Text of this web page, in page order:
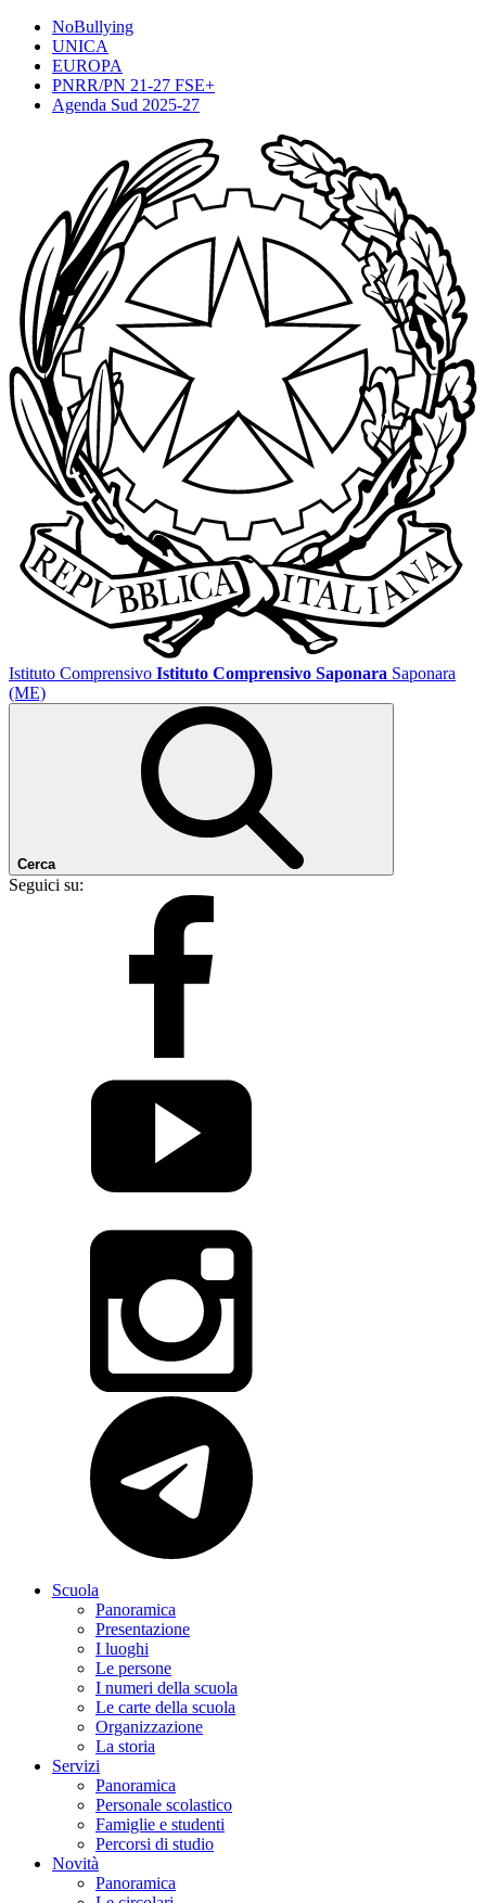
NoBullying
UNICA
EUROPA
PNRR/PN 21-27 FSE+
Agenda Sud 2025-27
Istituto Comprensivo Istituto Comprensivo Saponara Saponara
(ME)
Cerca
Seguici su:
Scuola
Panoramica
Presentazione
I luoghi
Le persone
I numeri della scuola
Le carte della scuola
Organizzazione
La storia
Servizi
Panoramica
Personale scolastico
Famiglie e studenti
Percorsi di studio
Novità
Panoramica